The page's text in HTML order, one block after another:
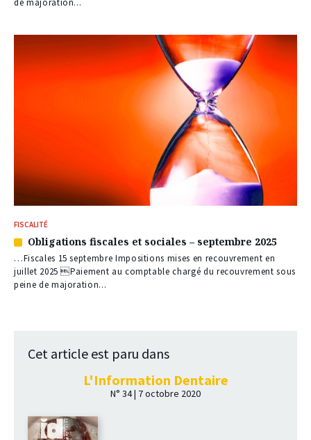
FISCALITÉ
Article
réservé
à
nos
Obligations fiscales et sociales – septembre 2025
…Fiscales 15 septembre Impositions mises en recouvrement en
juillet 2025 Paiement au comptable chargé du recouvrement sous
peine de majoration...
Cet article est paru dans
L'Information Dentaire
N° 34 | 7 octobre 2020